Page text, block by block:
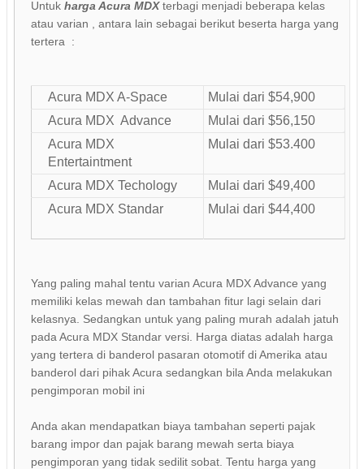
Untuk harga Acura MDXterbagi menjadi beberapa kelas
atau varian , antara lain sebagai berikut beserta harga yang
tertera :
Acura MDX A-Space
Mulai dari $54,900
Acura MDX Advance
Mulai dari $56,150
Acura MDX
Entertaintment
Mulai dari $53.400
Acura MDX Techology
Mulai dari $49,400
Acura MDX Standar
Mulai dari $44,400
Yang paling mahal tentu varian Acura MDX Advance yang
memiliki kelas mewah dan tambahan fitur lagi selain dari
kelasnya. Sedangkan untuk yang paling murah adalah jatuh
pada Acura MDX Standar versi. Harga diatas adalah harga
yang tertera di banderol pasaran otomotif di Amerika atau
banderol dari pihak Acura sedangkan bila Anda melakukan
pengimporan mobil ini
Anda akan mendapatkan biaya tambahan seperti pajak
barang impor dan pajak barang mewah serta biaya
pengimporan yang tidak sedilit sobat. Tentu harga yang